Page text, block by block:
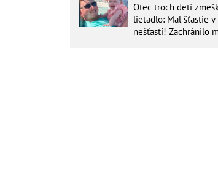
Otec troch detí
lietadlo: Mal šťastie v
nešťastí! Zachránilo